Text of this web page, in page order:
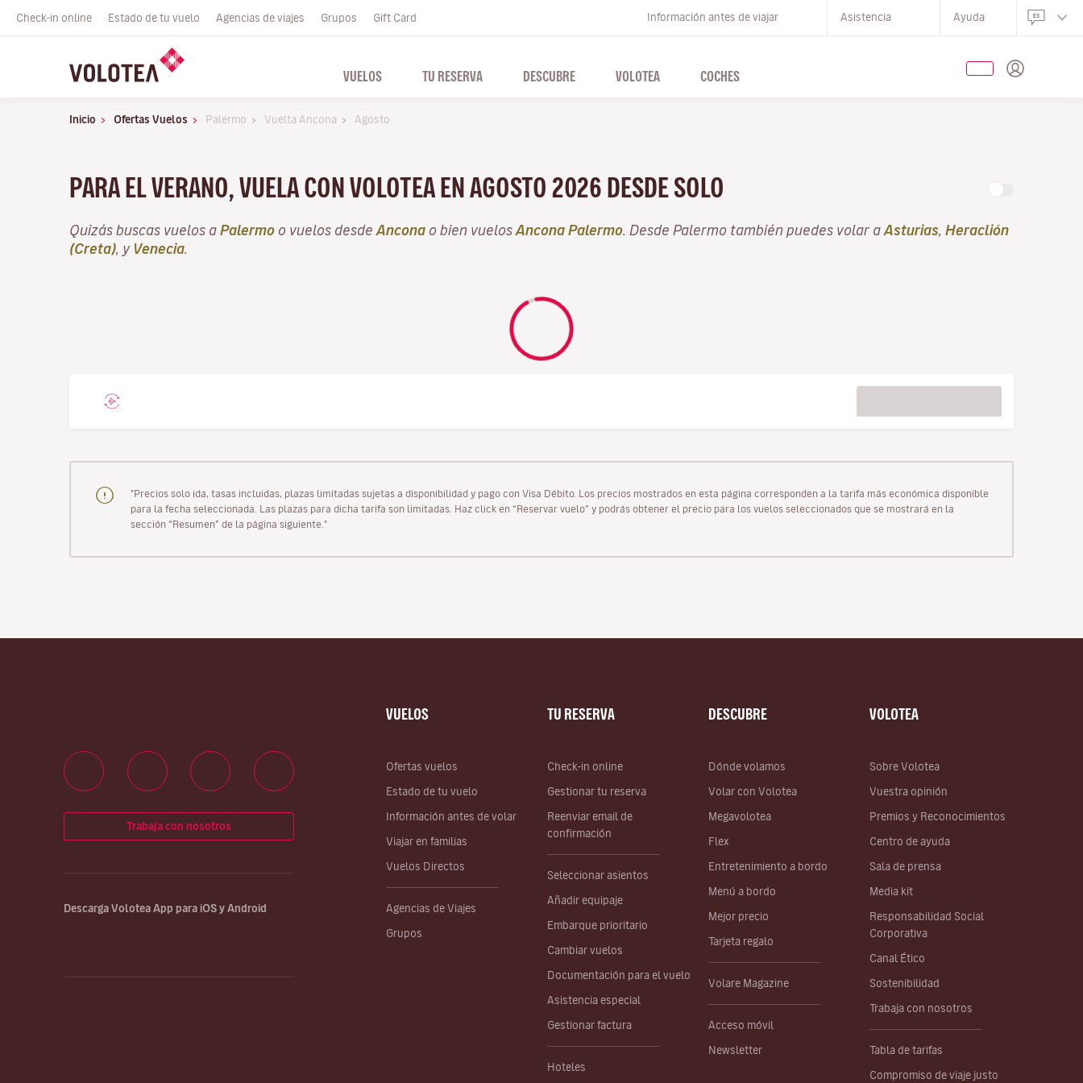
Check-in online Estado de tu vuelo Agencias de viajes Grupos Gift Card Información antes de viajar Asistencia Ayuda
VUELOS TU RESERVA DESCUBRE VOLOTEA COCHES
Inicio Ofertas Vuelos Palermo Vuelta Ancona Agosto
PARA EL VERANO, VUELA CON VOLOTEA EN AGOSTO 2026 DESDE SOLO
Quizás buscas vuelos a Palermo o vuelos desde Ancona o bien vuelos Ancona Palermo . Desde Palermo también puedes volar a Asturias Heraclión
(Creta) , y Venecia
"Precios solo ida, tasas incluidas, plazas limitadas sujetas a disponibilidad y pago con Visa Débito. Los precios mostrados en esta página corresponden a la tarifa más económica disponible
para la fecha seleccionada. Las plazas para dicha tarifa son limitadas. Haz click en “Reservar vuelo” y podrás obtener el precio para los vuelos seleccionados que se mostrará en la
sección “Resumen” de la página siguiente."
VUELOS
Ofertas vuelos
Estado de tu vuelo
Información antes de volar
Viajar en familias
Vuelos Directos
Agencias de Viajes
Grupos
TU RESERVA
Check-in online
Gestionar tu reserva
Reenviar email de
confirmación
Seleccionar asientos
Añadir equipaje
Embarque prioritario
Cambiar vuelos
Documentación para el vuelo
Asistencia especial
Gestionar factura
Hoteles
DESCUBRE
Dónde volamos
Volar con Volotea
Megavolotea
Flex
Entretenimiento a bordo
Menú a bordo
Mejor precio
Tarjeta regalo
Volare Magazine
Acceso móvil
Newsletter
VOLOTEA
Sobre Volotea
Vuestra opinión
Premios y Reconocimientos
Centro de ayuda
Sala de prensa
Media kit
Responsabilidad Social
Corporativa
Canal Ético
Sostenibilidad
Trabaja con nosotros
Tabla de tarifas
Compromiso de viaje justo
Trabaja con nosotros
Descarga Volotea App para iOS y Android